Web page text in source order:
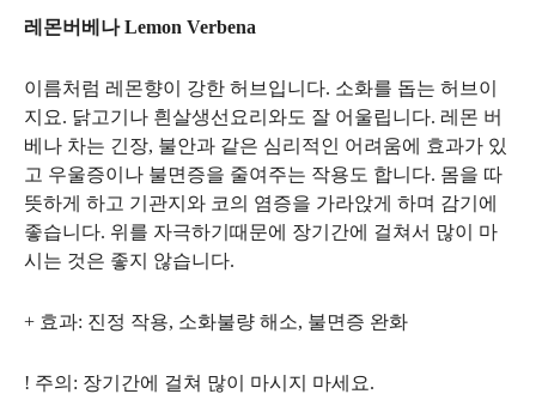
레몬버베나 Lemon Verbena
이름처럼 레몬향이 강한 허브입니다. 소화를 돕는 허브이
지요. 닭고기나 흰살생선요리와도 잘 어울립니다. 레몬 버
베나 차는 긴장, 불안과 같은 심리적인 어려움에 효과가 있
고 우울증이나 불면증을 줄여주는 작용도 합니다. 몸을 따
뜻하게 하고 기관지와 코의 염증을 가라앉게 하며 감기에
좋습니다. 위를 자극하기때문에 장기간에 걸쳐서 많이 마
시는 것은 좋지 않습니다.
+ 효과: 진정 작용, 소화불량 해소, 불면증 완화
! 주의: 장기간에 걸쳐 많이 마시지 마세요.